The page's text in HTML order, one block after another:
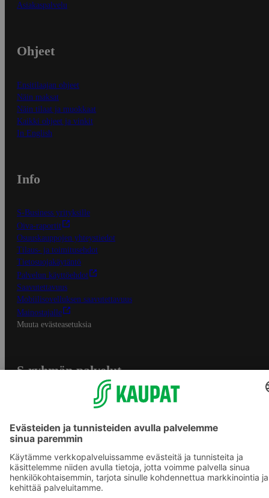
Asiakaspalvelu
Ohjeet
Ensitilaajan ohjeet
Näin maksat
Näin tilaat ja muokkaat
Kaikki ohjeet ja vinkit
In English
Info
S-Business yrityksille
Oiva-raportit
Osuuskauppojen yhteystiedot
Tilaus- ja toimitusehdot
Tietosuojakäytäntö
Palvelun käyttöehdot
Saavutettavuus
Mobiilisovelluksen saavutettavuus
Mainostajalle
Muuta evästeasetuksia
S-ryhmän palvelut
Yhteishyvä Ruoka -sovellus
S-ostoslista -sovellus
Prisma.fi
Sokos.fi
S-Pankki